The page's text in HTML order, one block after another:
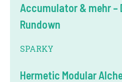
Accumulator & mehr –
Rundown
SPARKY
Hermetic Modular